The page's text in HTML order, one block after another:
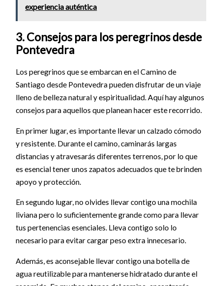
experiencia auténtica
3. Consejos para los peregrinos desde
Pontevedra
Los peregrinos que se embarcan en el Camino de
Santiago desde Pontevedra pueden disfrutar de un viaje
lleno de belleza natural y espiritualidad. Aquí hay algunos
consejos para aquellos que planean hacer este recorrido.
En primer lugar, es importante llevar un calzado cómodo
y resistente. Durante el camino, caminarás largas
distancias y atravesarás diferentes terrenos, por lo que
es esencial tener unos zapatos adecuados que te brinden
apoyo y protección.
En segundo lugar, no olvides llevar contigo una mochila
liviana pero lo suficientemente grande como para llevar
tus pertenencias esenciales. Lleva contigo solo lo
necesario para evitar cargar peso extra innecesario.
Además, es aconsejable llevar contigo una botella de
agua reutilizable para mantenerse hidratado durante el